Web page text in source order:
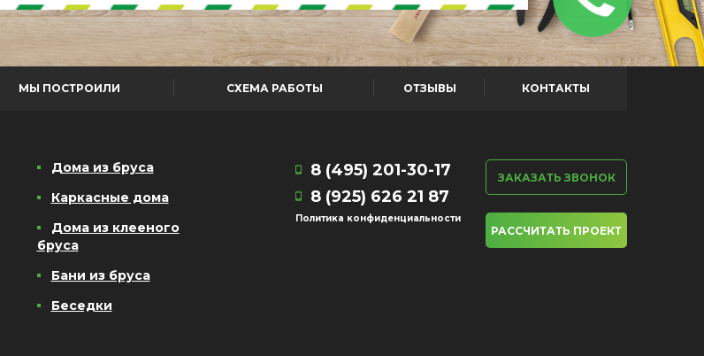
МЫ ПОСТРОИЛИ СХЕМА РАБОТЫ ОТЗЫВЫ КОНТАКТЫ
Дома из бруса
Каркасные дома
Дома из клееного
бруса
Бани из бруса
Беседки
8 (495) 201-30-17
8 (925) 626 21 87
Политика конфиденциальности
ЗАКАЗАТЬ ЗВОНОК
РАССЧИТАТЬ ПРОЕКТ